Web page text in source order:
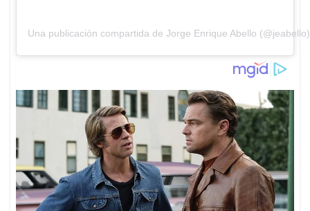
Una publicación compartida de Jorge Enrique Abello (@jeabello)